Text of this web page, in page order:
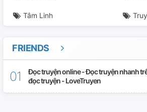
Tâm Linh
FRIENDS
Đọc truyện online - Đọc truyện nhanh
đọc truyện - LoveTruyen